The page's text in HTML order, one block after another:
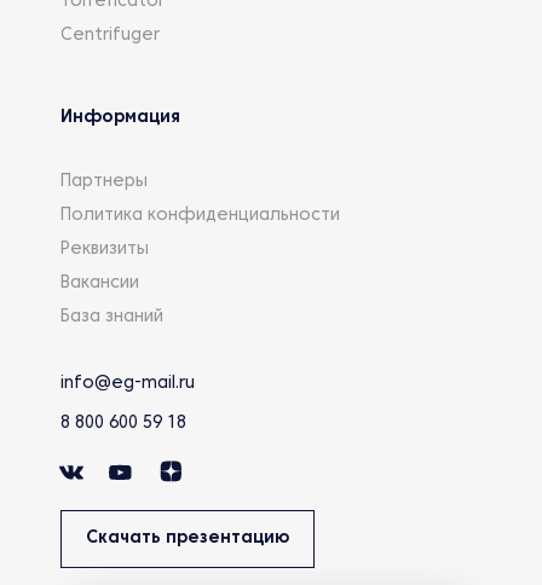
Centrifuger
Информация
Партнеры
Политика конфиденциальности
Реквизиты
Вакансии
База знаний
info@eg-mail.ru
8 800 600 59 18
Скачать презентацию